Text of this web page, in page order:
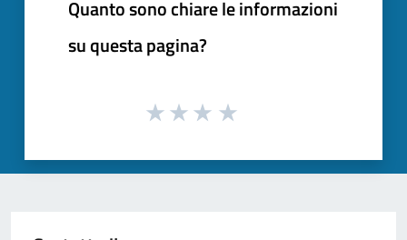
Quanto sono chiare le informazioni
su questa pagina?